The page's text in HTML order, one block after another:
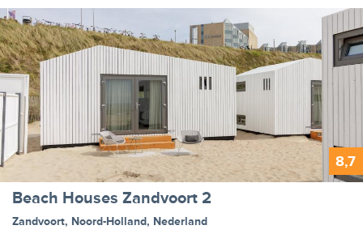
8,7
Beach Houses Zandvoort 2
Zandvoort, Noord-Holland, Nederland